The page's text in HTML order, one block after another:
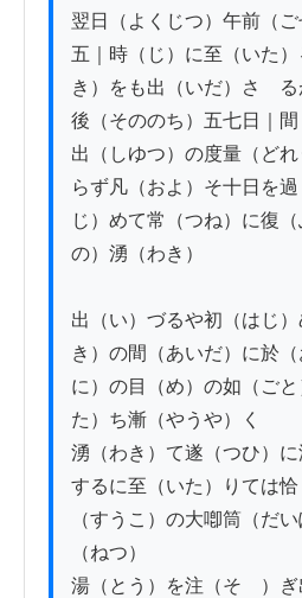
翌日（よくじつ）午前（ご
五｜時（じ）に至（いた
き）をも出（いだ）さゞ
後（そののち）五七日｜間
出（しゆつ）の度量（ど
らず凡（およ）そ十日を
じ）めて常（つね）に復
の）湧（わき）
出（い）づるや初（はじ
き）の間（あいだ）に於
に）の目（め）の如（ごと
た）ち漸（やうや）く
湧（わき）て遂（つひ）に
するに至（いた）りては
（すうこ）の大喞筒（だ
（ねつ）
湯（とう）を注（そゝ）